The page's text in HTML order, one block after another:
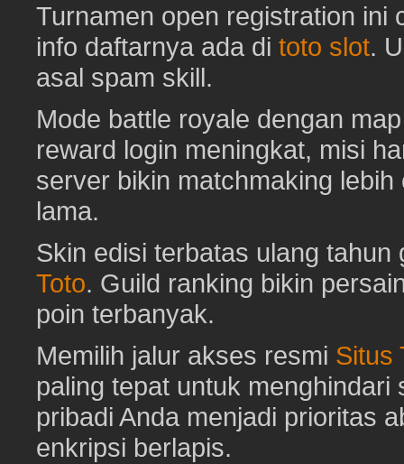
Turnamen open registration ini
info daftarnya ada di toto slot.
asal spam skill.
Mode battle royale dengan
reward login meningkat, misi
server bikin matchmaking
lama.
Skin edisi terbatas ulang
Toto. Guild ranking bikin
poin terbanyak.
Memilih jalur akses resmi Situs
paling tepat untuk
pribadi Anda menjadi prioritas
enkripsi berlapis.